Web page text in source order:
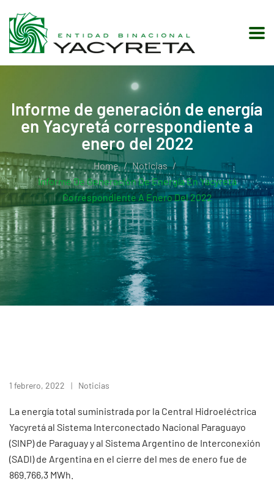
Informe de generación de energía
en Yacyretá correspondiente a
enero del 2022
Home
Noticias
Informe De Generación De Energía En Yacyretá
Correspondiente A Enero Del 2022
1 febrero, 2022 Noticias
La energía total suministrada por la Central Hidroeléctrica
Yacyretá al Sistema Interconectado Nacional Paraguayo
(SINP) de Paraguay y al Sistema Argentino de Interconexión
(SADI) de Argentina en el cierre del mes de enero fue de
869.766,3 MWh.